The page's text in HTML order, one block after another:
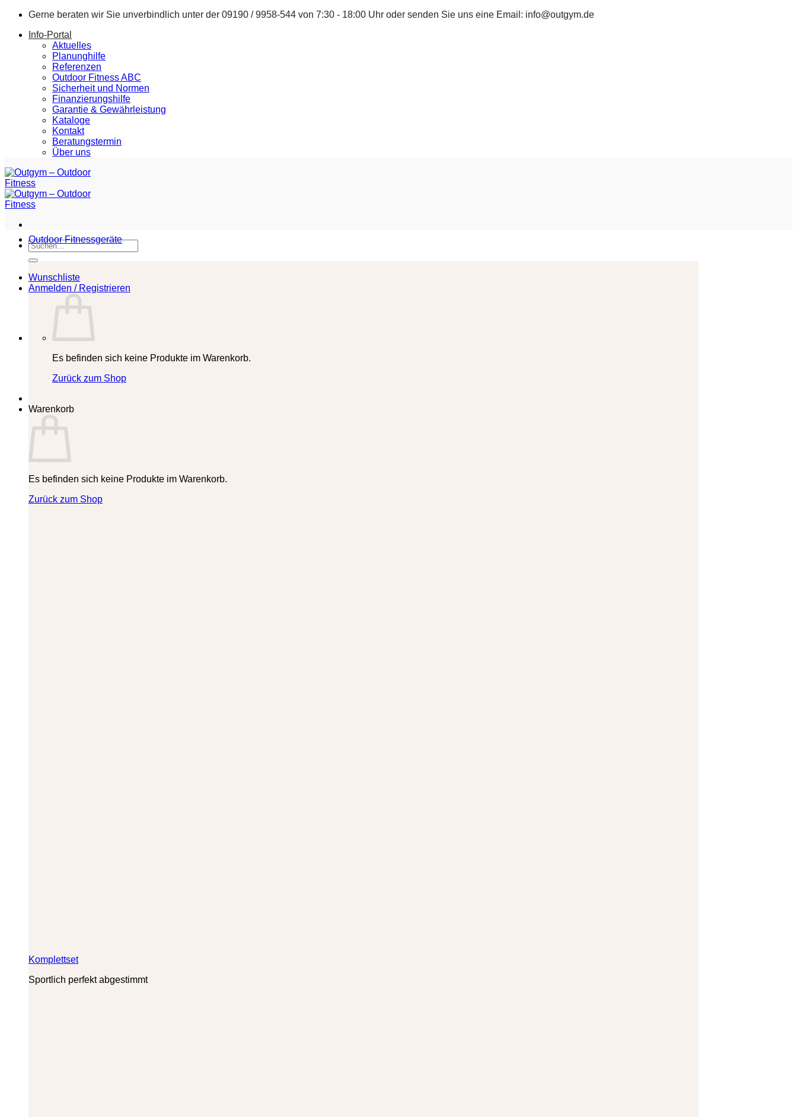
Zum
springen
Gerne beraten wir Sie unverbindlich unter der 09190 / 9958-544 von 7:30 - 18:00 Uhr oder senden Sie uns eine Email: info@outgym.de
Info-Portal
Aktuelles
Planunghilfe
Referenzen
Outdoor Fitness ABC
Sicherheit und Normen
Finanzierungshilfe
Garantie & Gewährleistung
Kataloge
Kontakt
Beratungstermin
Über uns
Suchen
nach:
Wunschliste
Anmelden / Registrieren
Es befinden sich keine Produkte im Warenkorb.
Zurück zum Shop
Warenkorb
Es befinden sich keine Produkte im Warenkorb.
Zurück zum Shop
Outdoor Fitnessgeräte
Komplettset
Sportlich perfekt abgestimmt